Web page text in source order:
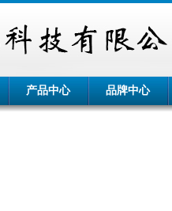
产品中心 品牌中心